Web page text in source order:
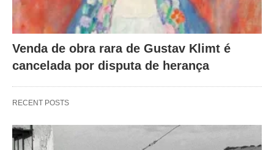
Venda de obra rara de Gustav Klimt é
cancelada por disputa de herança
RECENT POSTS